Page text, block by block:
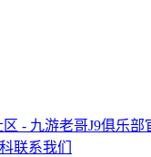
- 九游老哥J9俱乐部
联系我们